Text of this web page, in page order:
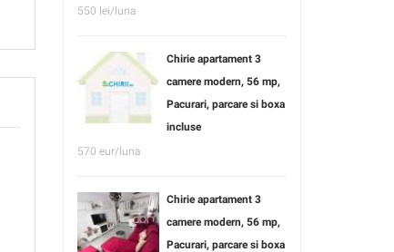
550 lei/luna
Chirie apartament 3
camere modern, 56 mp,
Pacurari, parcare si boxa
incluse
570 eur/luna
Chirie apartament 3
camere modern, 56 mp,
Pacurari, parcare si boxa